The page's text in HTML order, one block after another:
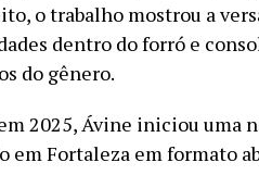
o trabalho mostrou a
dentro do forró e
do gênero.
2025, Ávine iniciou uma
em Fortaleza em formato